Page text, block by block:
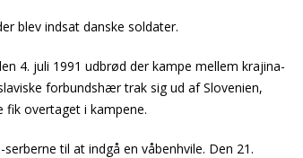
blev indsat danske soldater.
4. juli 1991 udbrød der kampe mellem krajina-
forbundshær trak sig ud af Slovenien,
overtaget i kampene.
til at indgå en våbenhvile. Den 21.